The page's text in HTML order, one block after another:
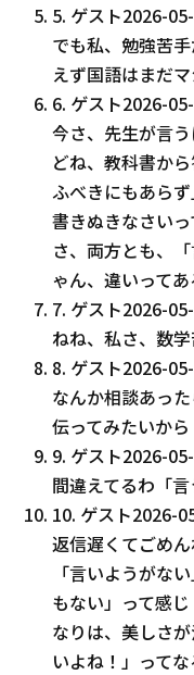
5. ゲスト2026-
でも私、勉強苦
えず国語はまだ
6. ゲスト2026-
今さ、先生が言
どね、教科書か
ふべきにもあら
書きぬきなさい
さ、両方とも、
ゃん、違いってあ
7. ゲスト2026-
ねね、私さ、数
8. ゲスト2026-
なんか相談あっ
伝ってみたいから
9. ゲスト2026-
間違えてるわ「
10. ゲスト2026-
返信遅くてごめ
「言いようがな
もない」って感
なりは、美しさ
いよね！」って